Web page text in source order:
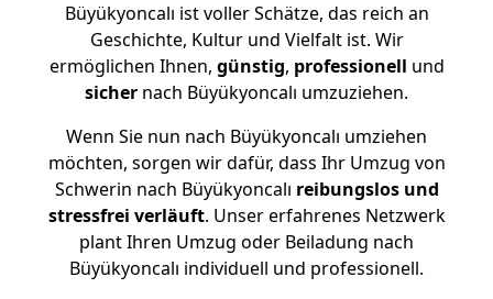
Büyükyoncalı ist voller Schätze, das reich an
Geschichte, Kultur und Vielfalt ist. Wir
ermöglichen Ihnen, günstig, professionell und
sicher nach Büyükyoncalı umzuziehen.
Wenn Sie nun nach Büyükyoncalı umziehen
möchten, sorgen wir dafür, dass Ihr Umzug von
Schwerin nach Büyükyoncalı reibungslos und
stressfrei verläuft. Unser erfahrenes Netzwerk
plant Ihren Umzug oder Beiladung nach
Büyükyoncalı individuell und professionell.